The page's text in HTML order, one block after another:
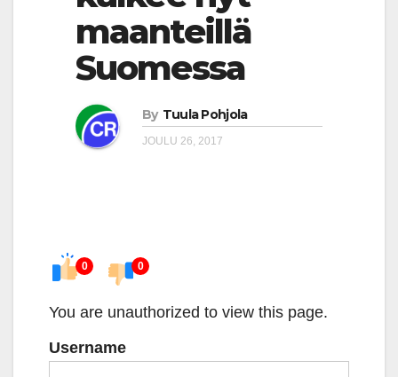
maanteillä
Suomessa
By Tuula Pohjola
JOULU 26, 2017
0 0
You are unauthorized to view this page.
Username